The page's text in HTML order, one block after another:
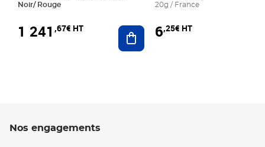
Noir/ Rouge
1 241 ,67€ HT Ajouter au panier
20g / France
6,25€ HT
Nos engagements